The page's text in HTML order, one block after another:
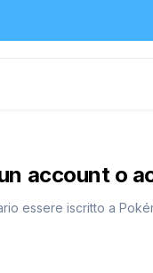
account o
essere iscritto a